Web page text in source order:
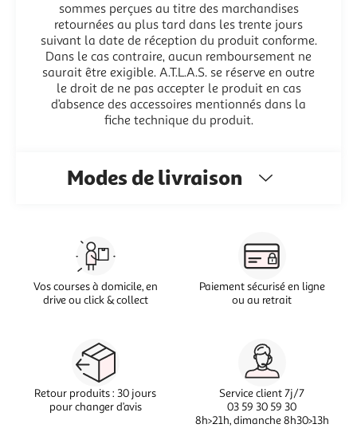
sommes perçues au titre des marchandises
retournées au plus tard dans les trente jours
suivant la date de réception du produit conforme.
Dans le cas contraire, aucun remboursement ne
saurait être exigible. A.T.L.A.S. se réserve en outre
le droit de ne pas accepter le produit en cas
d’absence des accessoires mentionnés dans la
fiche technique du produit.
Modes de livraison
Vos courses à domicile, en
drive ou click & collect
Paiement sécurisé en ligne
ou au retrait
Retour produits : 30 jours
pour changer d’avis
Service client 7j/7
03 59 30 59 30
8h>21h, dimanche 8h30>13h